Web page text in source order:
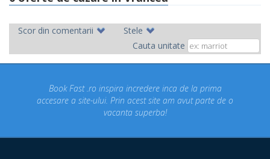
Scor din comentarii
Stele
Cauta unitate
Book Fast .ro inspira incredere inca de la prima
accesare a site-ului. Prin acest site am avut parte de o
vacanta superba!